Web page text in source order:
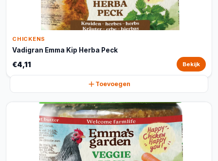
CHICKENS
Vadigran Emma Kip Herba Peck
€4,11 Bekijk
Toevoegen